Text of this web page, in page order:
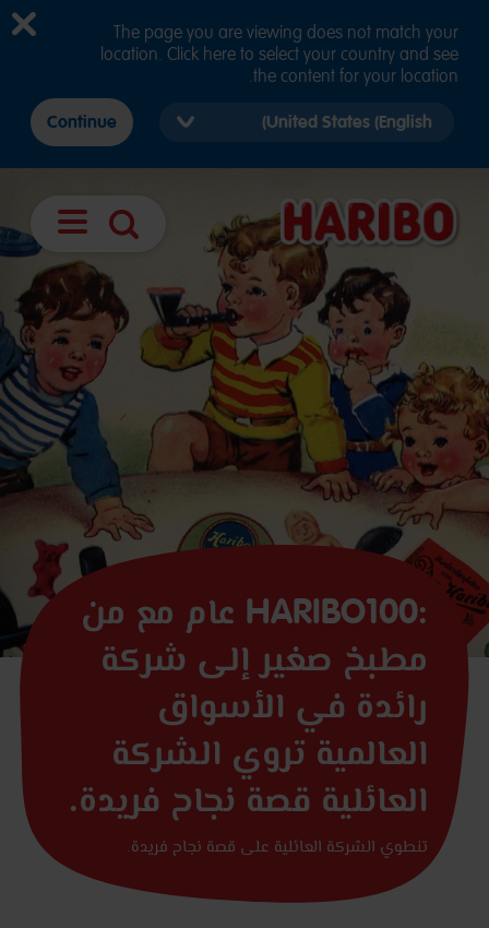
الملاحة
:HARIBO100 عام مع من
مطبخ صغير إلى شركة
رائدة في الأسواق
العالمية تروي الشركة
العائلية قصة نجاح فريدة.
تنطوي الشركة العائلية على قصة نجاح فريدة.
The page you are viewing does not match your
location. Click here to select your country and see
the content for your location.
Select
country
Continue